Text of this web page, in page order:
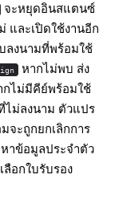
จะหยุดอินสแตนซ์
และเปิดใช้งานอีก
ลงนามที่พร้อมใช้
หากไม่พบ ส่ง
กไม่มีคีย์พร้อมใช้
ไม่ลงนาม ตัวแปร
จะถูกยกเลิกการ
าข้อมูลประจำตัว
เลือกใบรับรอง